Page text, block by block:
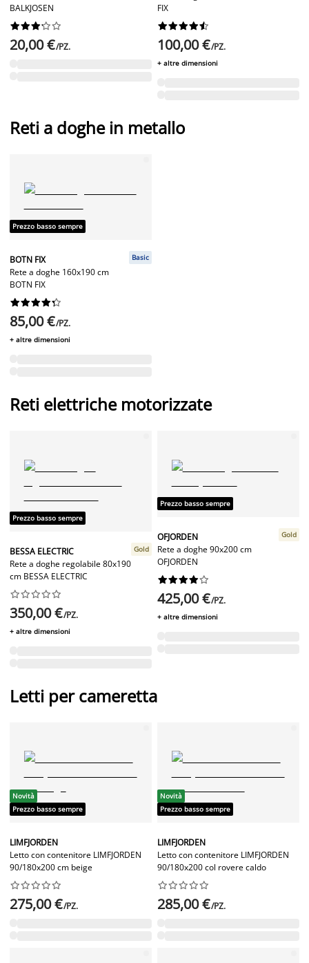
BALKJOSEN






20,00 €/PZ.
FIX






100,00 €/PZ.
+ altre dimensioni
Reti a doghe in metallo
Prezzo basso sempre
BOTN FIX
Rete a doghe 160x190 cm
BOTN FIX
Basic






85,00 €/PZ.
+ altre dimensioni
Reti elettriche motorizzate
Prezzo basso sempre
BESSA ELECTRIC
Rete a doghe regolabile 80x190
cm BESSA ELECTRIC
Gold






350,00 €/PZ.
+ altre dimensioni
Prezzo basso sempre
OFJORDEN
Rete a doghe 90x200 cm
OFJORDEN
Gold






425,00 €/PZ.
+ altre dimensioni
Letti per cameretta
Novità
Prezzo basso sempre
LIMFJORDEN
Letto con contenitore LIMFJORDEN
90/180x200 cm beige






275,00 €/PZ.
Novità
Prezzo basso sempre
LIMFJORDEN
Letto con contenitore LIMFJORDEN
90/180x200 col rovere caldo






285,00 €/PZ.